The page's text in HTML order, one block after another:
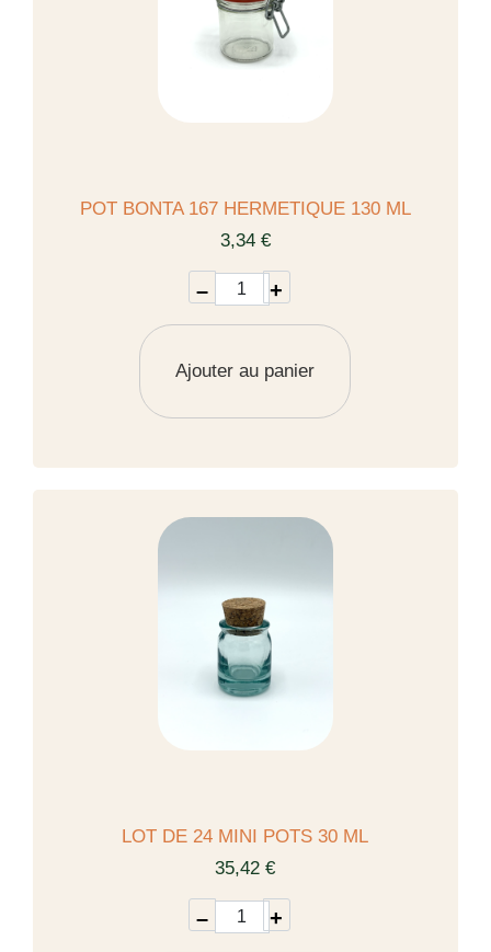
POT BONTA 167 HERMETIQUE 130 ML
3,34 €
– +
Ajouter au panier
LOT DE 24 MINI POTS 30 ML
35,42 €
– +